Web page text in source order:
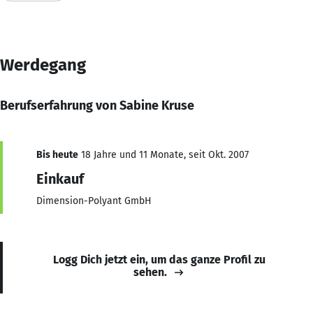
Werdegang
Berufserfahrung von Sabine Kruse
Bis heute 18 Jahre und 11 Monate, seit Okt. 2007
Einkauf
Dimension-Polyant GmbH
Logg Dich jetzt ein, um das ganze Profil zu
sehen.